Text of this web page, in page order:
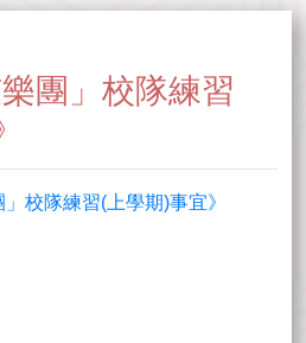
團」校隊練習
」校隊練習(上學期)事宜》